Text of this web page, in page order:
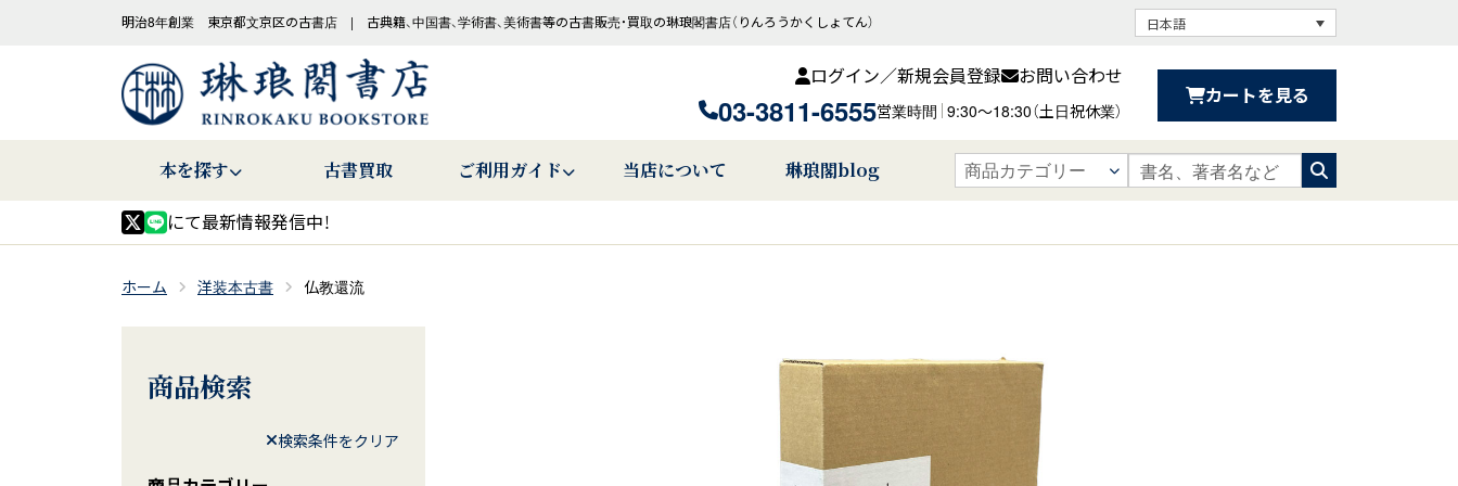
明治8年創業 東京都文京区の古書店 | 古典籍、中国書、学術書、美術書等の古書販売・買取の琳琅閣書店（りんろうかくしょてん） 日本語
ログイン／新規会員登録 お問い合わせ
03-3811-6555営業時間 9:30〜18:30（土日祝休業）
カートを見る
本を探す 古書買取 ご利用ガイド 当店について 琳琅閣blog
にて最新情報発信中！
ホーム 洋装本古書 仏教還流
商品検索
検索条件をクリア